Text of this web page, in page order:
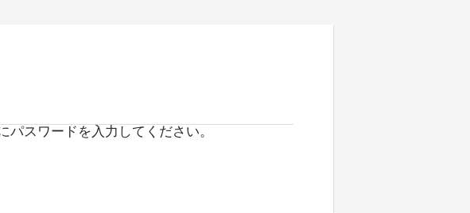
スワードを入力してください。